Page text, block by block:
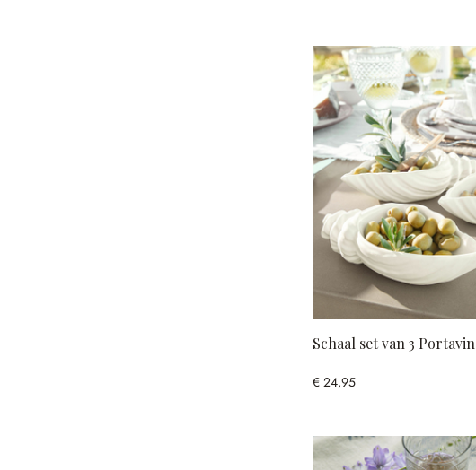
Schaal set van 3 Portavin
€ 24,95